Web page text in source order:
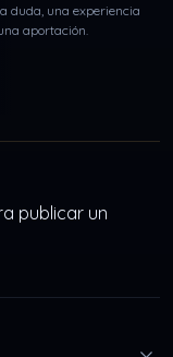
duda, una experiencia
aportación.
publicar un